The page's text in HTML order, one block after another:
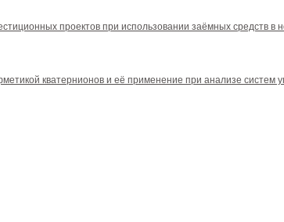
проектов при использовании заёмных средств в
кватернионов и её применение при анализе систем